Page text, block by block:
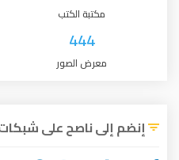
مكتبة الكتب
444
معرض الصور
إنضم إلى ناصح على